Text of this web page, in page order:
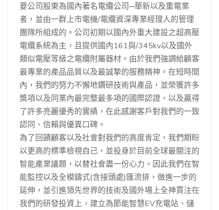
要公司股東為國內著名電纜公司─華新以及重電業
者，並由一群上市電機/電纜資深專業經理人的管理
團隊所組成的。公司初期以國內外重大建設之超高壓
電纜系統為主，且提供國內161與/345kv以及國外
類似電壓等級之電纜附屬器材。由於我們強調給顧客
最專業的產品品質以及最誠摯的服務精神。在短時間
內，我們的努力不懈地鑽研技術與產品，並榮獲許多
獎項以及同業內最完整最多項的國際認證，以及贏得
了許多亮麗優秀的實績，在此感謝客戶對我們的一致
認同、信賴與優異口碑。
為了回饋顧客以及社會對我們的高度肯定，我們期盼
以更高的標準檢視自己，並投身於目前全球最關注的
智能產業議題，以替社會盡一份心力。因此我們在智
能監控以及全模鑄式(含接頭處)匯流排，做進一步的
延伸，並引進領先世界的技術及國外場上全神貫注在
我們的研發投資上，建立為節能智慧EV充電站、儲